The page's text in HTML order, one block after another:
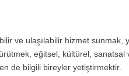
ve ulaşılabilir hizmet sunmak,
eğitsel, kültürel, sanatsal
de bilgili bireyler yetiştirmektir.